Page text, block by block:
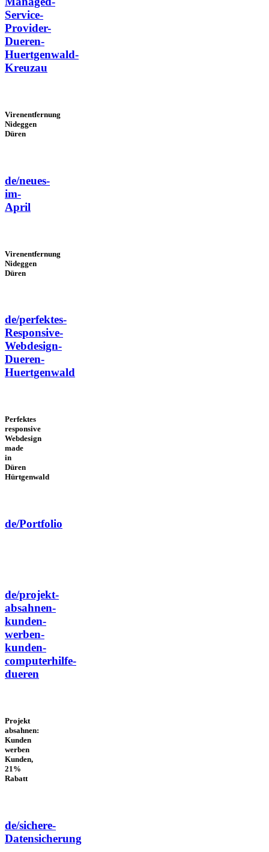
Service-
Provider-
Dueren-
Huertgenwald-
Kreuzau
Virenentfernung
Nideggen
Düren
de/neues-
im-
April
Virenentfernung
Nideggen
Düren
de/perfektes-
Responsive-
Webdesign-
Dueren-
Huertgenwald
Perfektes
responsive
Webdesign
made
in
Düren
Hürtgenwald
de/Portfolio
de/projekt-
absahnen-
kunden-
werben-
kunden-
computerhilfe-
dueren
Projekt
absahnen:
Kunden
werben
Kunden,
21%
Rabatt
de/sichere-
Datensicherung